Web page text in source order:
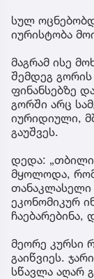
სულ
იურისტობა
მაგრამ ისე
შემდეგ
ფინანსებზე
გორში არც
იურიდიული,
გაუშვეს.
დედა:
მყოლოდა, რომ
თანაკლასელი
ეკონომიკურ
ჩაებარებინა,
მეორე კურსი
გაიწვიეს.
სწავლა აღარ